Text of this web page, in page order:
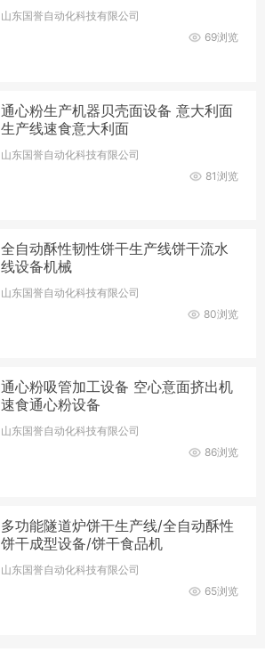
山东国誉自动化科技有限公司
69浏览
通心粉生产机器贝壳面设备 意大利面
生产线速食意大利面
山东国誉自动化科技有限公司
81浏览
全自动酥性韧性饼干生产线饼干流水
线设备机械
山东国誉自动化科技有限公司
80浏览
通心粉吸管加工设备 空心意面挤出机
速食通心粉设备
山东国誉自动化科技有限公司
86浏览
多功能隧道炉饼干生产线/全自动酥性
饼干成型设备/饼干食品机
山东国誉自动化科技有限公司
65浏览